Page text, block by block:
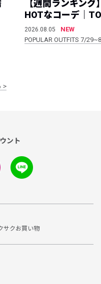
【週間ランキング
HOTなコーデ｜
2026.08.05
NEW
POPULAR OUTFITS 7/
ント
サクお買い物